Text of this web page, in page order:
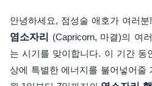
안녕하세요, 점성술 애호가 여러
염소자리
(Capricorn, 마결)의 여
는 시기를 맞이합니다. 이 기간 동
상에 특별한 에너지를 불어넣어줄